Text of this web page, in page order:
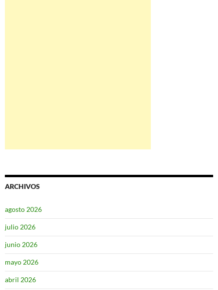
ARCHIVOS
agosto 2026
julio 2026
junio 2026
mayo 2026
abril 2026